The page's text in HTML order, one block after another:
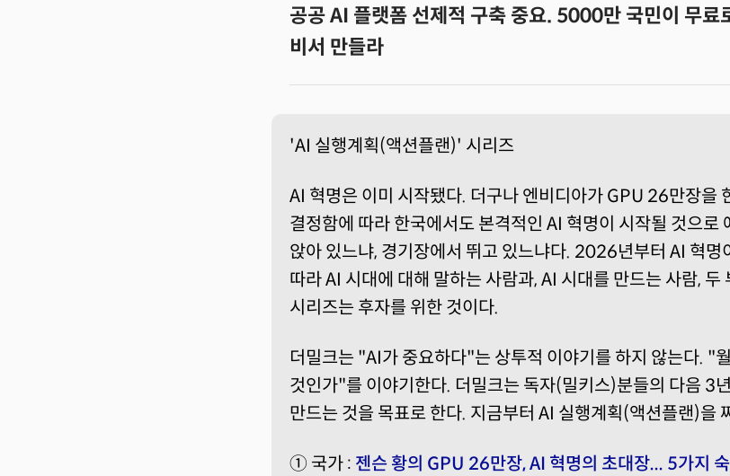
공공 AI 플랫폼 선제적 구축 중요. 5000만 국민이 무료
비서 만들라
'AI 실행계획(액션플랜)' 시리즈
AI 혁명은 이미 시작됐다. 더구나 엔비디아가 GPU 26만장을
결정함에 따라 한국에서도 본격적인 AI 혁명이 시작될 것으로
앉아 있느냐, 경기장에서 뛰고 있느냐다. 2026년부터 AI 혁명
따라 AI 시대에 대해 말하는 사람과, AI 시대를 만드는 사람, 두
시리즈는 후자를 위한 것이다.
더밀크는 "AI가 중요하다"는 상투적 이야기를 하지 않는다. "
것인가"를 이야기한다. 더밀크는 독자(밀키스)분들의 다음 3
만드는 것을 목표로 한다. 지금부터 AI 실행계획(액션플랜)을
① 국가 : 젠슨 황의 GPU 26만장, AI 혁명의 초대장... 5가지 숙